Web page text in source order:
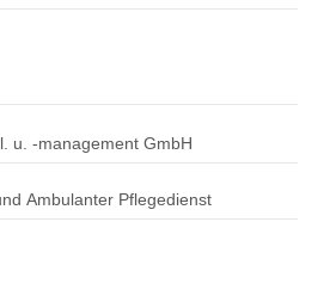
u. -management GmbH
Ambulanter Pflegedienst